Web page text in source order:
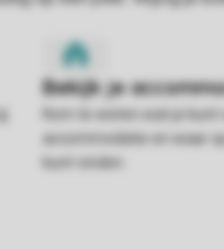
Kom te weten wat je kunt
accommodatie en waar
kunt vinden.